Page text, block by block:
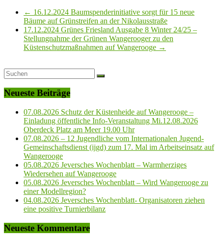
← 16.12.2024 Baumspenderinitiative sorgt für 15 neue
Bäume auf Grünstreifen an der Nikolausstraße
17.12.2024 Grünes Friesland Ausgabe 8 Winter 24/25 –
Stellungnahme der Grünen Wangerooger zu den
Küstenschutzmaßnahmen auf Wangerooge →
Neueste Beiträge
07.08.2026 Schutz der Küstenheide auf Wangerooge –
Einladung öffentliche Info-Veranstaltung Mi.12.08.2026
Oberdeck Platz am Meer 19.00 Uhr
07.08.2026 – 12 Jugendliche vom Internationalen Jugend-
Gemeinschaftsdienst (ijgd) zum 17. Mal im Arbeitseinsatz auf
Wangerooge
05.08.2026 Jeversches Wochenblatt – Warmherziges
Wiedersehen auf Wangerooge
05.08.2026 Jeversches Wochenblatt – Wird Wangerooge zu
einer Modellregion?
04.08.2026 Jeversches Wochenblatt- Organisatoren ziehen
eine positive Turnierbilanz
Neueste Kommentare